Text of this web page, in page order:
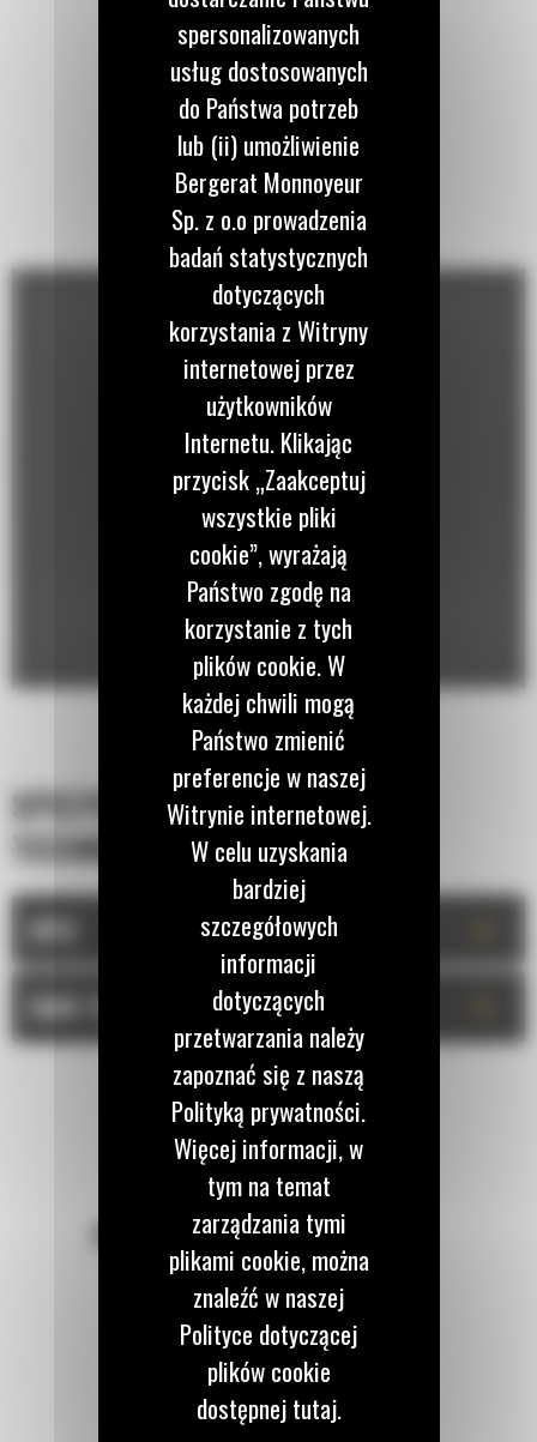
SPECYFIKACJA
TECHNICZNA
DANE TECHNICZNE
POZOSTAŃMY W KONTAKCIE
Zadzwoń do nas
122 100 122
spersonalizowanych
usług dostosowanych
do Państwa potrzeb
lub (ii) umożliwienie
Bergerat Monnoyeur
Sp. z o.o prowadzenia
badań statystycznych
dotyczących
korzystania z Witryny
internetowej przez
użytkowników
Internetu. Klikając
przycisk „Zaakceptuj
wszystkie pliki
cookie”, wyrażają
Państwo zgodę na
korzystanie z tych
plików cookie. W
każdej chwili mogą
Państwo zmienić
preferencje w naszej
Witrynie internetowej.
W celu uzyskania
bardziej
szczegółowych
informacji
dotyczących
przetwarzania należy
zapoznać się z naszą
Polityką prywatności.
Więcej informacji, w
tym na temat
zarządzania tymi
plikami cookie, można
znaleźć w naszej
Polityce dotyczącej
plików cookie
dostępnej tutaj.